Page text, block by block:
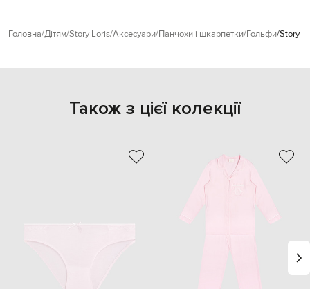
Головна Дітям Story Loris Аксесуари Панчохи і шкарпетки Гольфи Story
Також з цієї колекції